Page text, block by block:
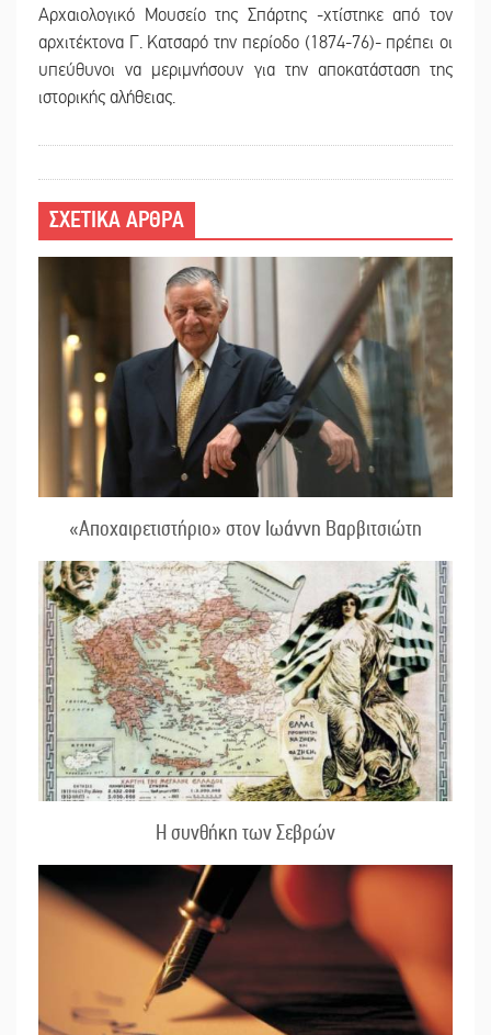
Αρχαιολογικό Μουσείο της Σπάρτης -χτίστηκε από τον
αρχιτέκτονα Γ. Κατσαρό την περίοδο (1874-76)- πρέπει οι
υπεύθυνοι να μεριμνήσουν για την αποκατάσταση της
ιστορικής αλήθειας.
ΣΧΕΤΙΚΑ ΑΡΘΡΑ
«Αποχαιρετιστήριο» στον Ιωάννη Βαρβιτσιώτη
Η συνθήκη των Σεβρών